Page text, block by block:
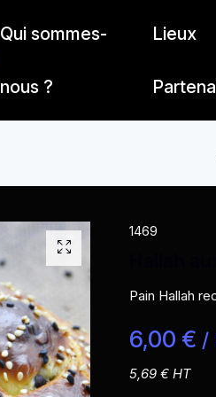
Qui sommes-
nous ?
Lieux
1469
Pain Hallah
6,00 € /
5,69 € HT